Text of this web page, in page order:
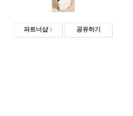
파트너샵 공유하기